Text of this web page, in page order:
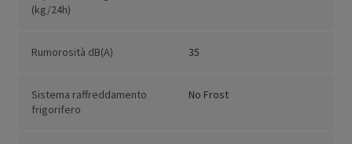
(kg/24h)
Rumorosità dB(A) 35
Sistema raffreddamento
frigorifero
No Frost